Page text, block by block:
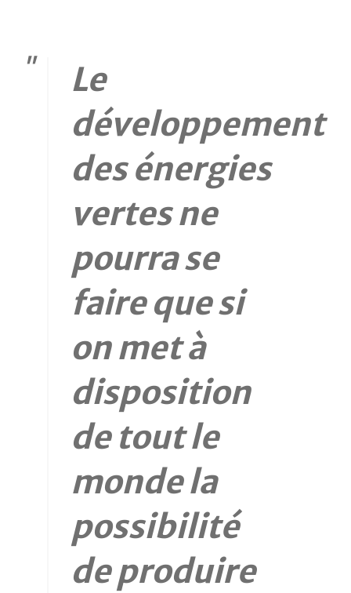
Le
développement
des énergies
vertes ne
pourra se
faire que si
on met à
disposition
de tout le
monde la
possibilité
de produire